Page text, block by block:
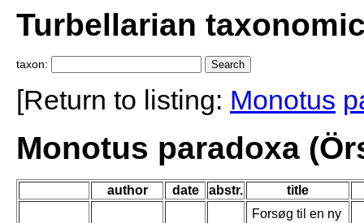
Turbellarian
taxon:
[Return to listing: Monotus
Monotus paradoxa
author date abstr. title
Forsøg til en ny